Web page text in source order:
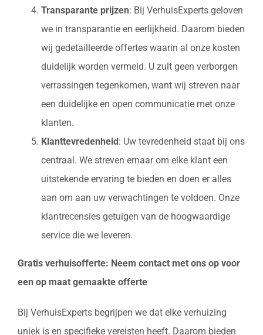
Transparante prijzen: Bij VerhuisExperts geloven
we in transparantie en eerlijkheid. Daarom bieden
wij gedetailleerde offertes waarin al onze kosten
duidelijk worden vermeld. U zult geen verborgen
verrassingen tegenkomen, want wij streven naar
een duidelijke en open communicatie met onze
klanten.
Klanttevredenheid : Uw tevredenheid staat bij ons
centraal. We streven ernaar om elke klant een
uitstekende ervaring te bieden en doen er alles
aan om aan uw verwachtingen te voldoen. Onze
klantrecensies getuigen van de hoogwaardige
service die we leveren.
Gratis verhuisofferte: Neem contact met ons op voor
een op maat gemaakte offerte
Bij VerhuisExperts begrijpen we dat elke verhuizing
uniek is en specifieke vereisten heeft. Daarom bieden